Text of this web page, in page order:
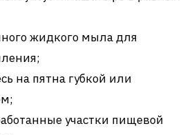
жидкого мыла для
на пятна губкой или
участки пищевой